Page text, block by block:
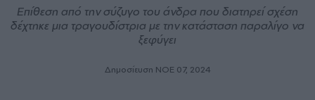
Επίθεση από την σύζυγο του άνδρα που διατηρεί σχέση
δέχτηκε μια τραγουδίστρια με την κατάσταση παραλίγο να
ξεφύγει
Δημοσίευση ΝΟE 07, 2024